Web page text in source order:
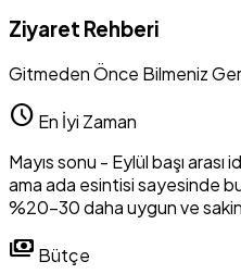
Ziyaret Rehberi
Gitmeden Önce Bilmeniz
schedule En İyi Zaman
Mayıs sonu - Eylül başı
ama ada esintisi sayesinde
%20-30 daha uygun ve
payments Bütçe